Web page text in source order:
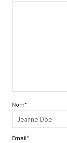
Nom*
Email*